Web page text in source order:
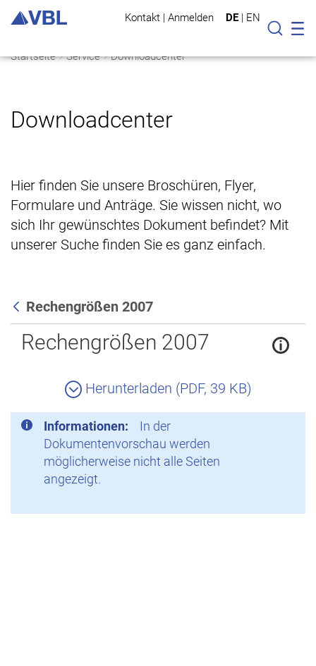
Kontakt | Anmelden DE | EN
Suche
Startseite Service Downloadcenter
Downloadcenter
Hier finden Sie unsere Broschüren, Flyer,
Formulare und Anträge. Sie wissen nicht, wo
sich Ihr gewünschtes Dokument befindet? Mit
unserer Suche finden Sie es ganz einfach.
Zurück
Rechengrößen 2007
Rechengrößen 2007
Herunterladen (PDF, 39 KB)
Informationen:
In der
Dokumentenvorschau werden
möglicherweise nicht alle Seiten
angezeigt.